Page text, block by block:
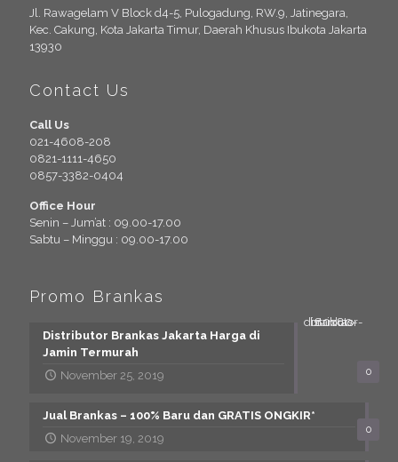
Jl. Rawagelam V Block d4-5, Pulogadung, RW.9, Jatinegara,
Kec. Cakung, Kota Jakarta Timur, Daerah Khusus Ibukota Jakarta
13930
Contact Us
Call Us
021-4608-208
0821-1111-4650
0857-3382-0404
Office Hour
Senin – Jum’at : 09.00-17.00
Sabtu – Minggu : 09.00-17.00
Promo Brankas
0
Distributor Brankas Jakarta Harga di
Jamin Termurah
November 25, 2019
0
Jual Brankas – 100% Baru dan GRATIS ONGKIR*
November 19, 2019